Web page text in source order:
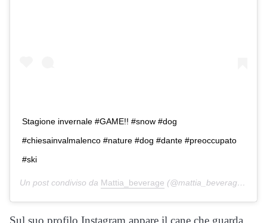
Stagione invernale #GAME!! #snow #dog
#chiesainvalmalenco #nature #dog #dante #preoccupato
#ski
Un post condiviso da Mattia_beverage (@mattia_beverage) in data: